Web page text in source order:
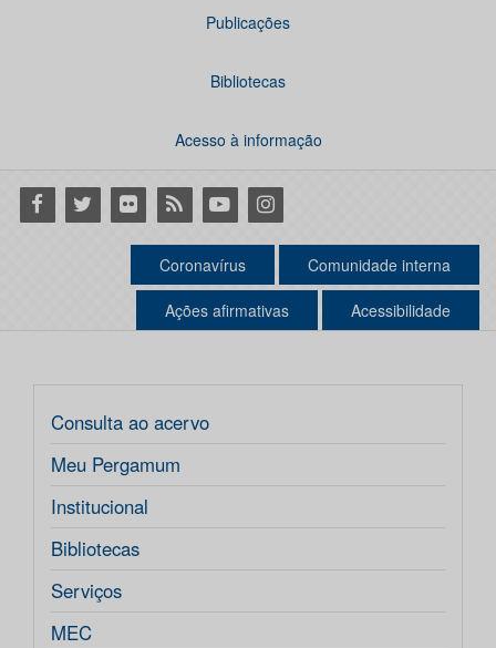
Publicações
Bibliotecas
Acesso à informação
Facebook
Twitter Flickr RSS YoutubeInstagram
Coronavírus Comunidade interna
Ações afirmativas Acessibilidade
Consulta ao acervo
Meu Pergamum
Institucional
Bibliotecas
Serviços
MEC